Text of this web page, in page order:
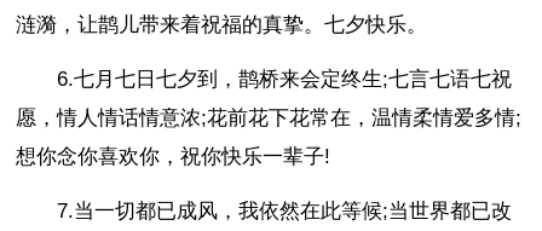
涟漪，让鹊儿带来着祝福的真挚。七夕快乐。
6.七月七日七夕到，鹊桥来会定终生;七言七语七祝
愿，情人情话情意浓;花前花下花常在，温情柔情爱多情;
想你念你喜欢你，祝你快乐一辈子!
7.当一切都已成风，我依然在此等候;当世界都已改